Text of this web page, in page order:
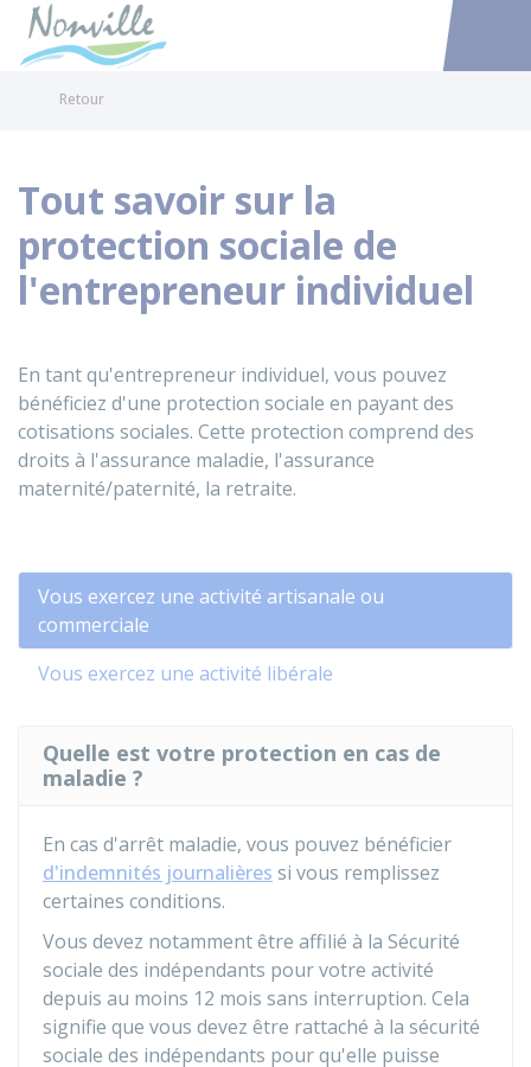
Accéder
Retour
Tout savoir sur la
protection sociale de
l'entrepreneur individuel
En tant qu'entrepreneur individuel, vous pouvez
bénéficiez d'une protection sociale en payant des
cotisations sociales. Cette protection comprend des
droits à l'assurance maladie, l'assurance
maternité/paternité, la retraite.
Vous exercez une activité artisanale ou
commerciale
Vous exercez une activité libérale
Quelle est votre protection en cas de
maladie ?
En cas d'arrêt maladie, vous pouvez bénéficier
d'indemnités journalières si vous remplissez
certaines conditions.
Vous devez notamment être affilié à la Sécurité
sociale des indépendants pour votre activité
depuis au moins 12 mois sans interruption. Cela
signifie que vous devez être rattaché à la sécurité
sociale des indépendants pour qu'elle puisse